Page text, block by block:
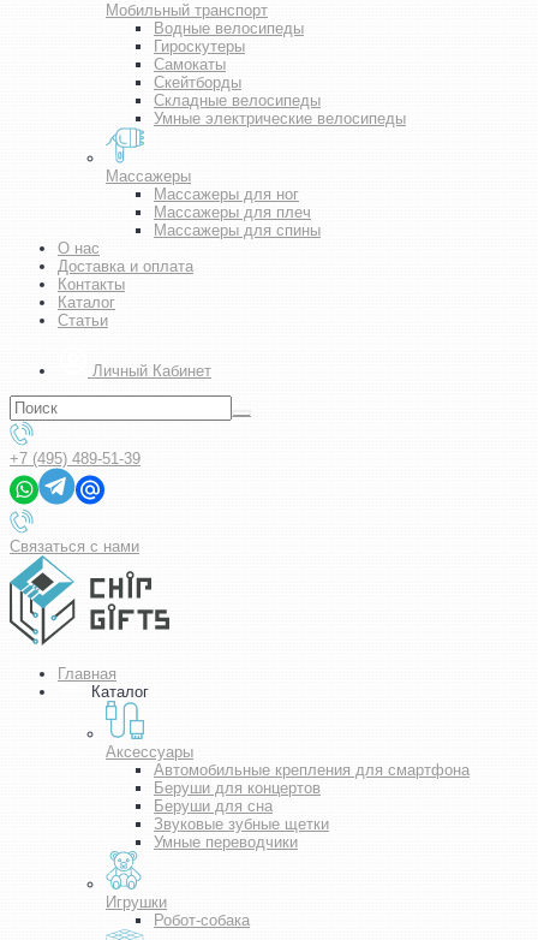
Мобильный транспорт
Водные велосипеды
Гироскутеры
Самокаты
Скейтборды
Складные велосипеды
Умные электрические велосипеды
Массажеры
Массажеры для ног
Массажеры для плеч
Массажеры для спины
О нас
Доставка и оплата
Контакты
Каталог
Статьи
Личный Кабинет
+7 (495) 489-51-39
Связаться с нами
Главная
Каталог
Аксессуары
Автомобильные крепления для смартфона
Беруши для концертов
Беруши для сна
Звуковые зубные щетки
Умные переводчики
Игрушки
Робот-собака